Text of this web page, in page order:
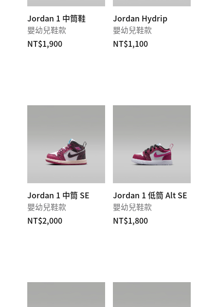
Jordan 1 中筒鞋
嬰幼兒鞋款
NT$1,900
Jordan Hydrip
嬰幼兒鞋款
NT$1,100
Jordan 1 中筒 SE
嬰幼兒鞋款
NT$2,000
Jordan 1 低筒 Alt SE
嬰幼兒鞋款
NT$1,800